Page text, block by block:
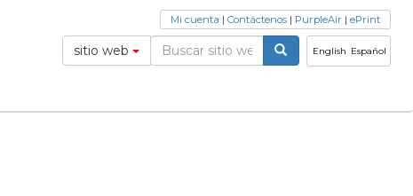
English Español
sitio web
Mi cuenta | Contáctenos | PurpleAir | ePrint